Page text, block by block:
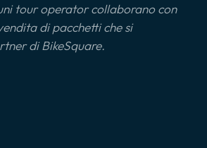
tour operator collaborano con
di pacchetti che si
di BikeSquare.